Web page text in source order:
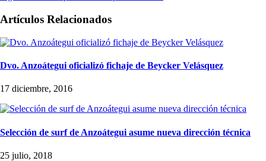
Artículos Relacionados
Dvo. Anzoátegui oficializó fichaje de Beycker Velásquez
17 diciembre, 2016
Selección de surf de Anzoátegui asume nueva dirección técnica
25 julio, 2018